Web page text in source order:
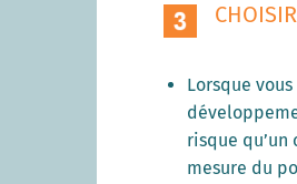
Lorsque
risque
mesure du